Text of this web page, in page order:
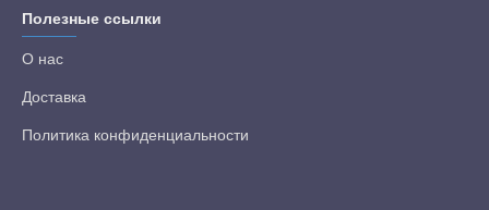
Полезные ссылки
О нас
Доставка
Политика конфиденциальности